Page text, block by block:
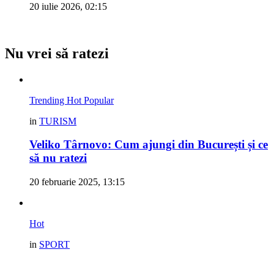
20 iulie 2026, 02:15
Nu vrei să ratezi
Trending Hot Popular
in TURISM
Veliko Târnovo: Cum ajungi din București și ce
să nu ratezi
20 februarie 2025, 13:15
Hot
in SPORT